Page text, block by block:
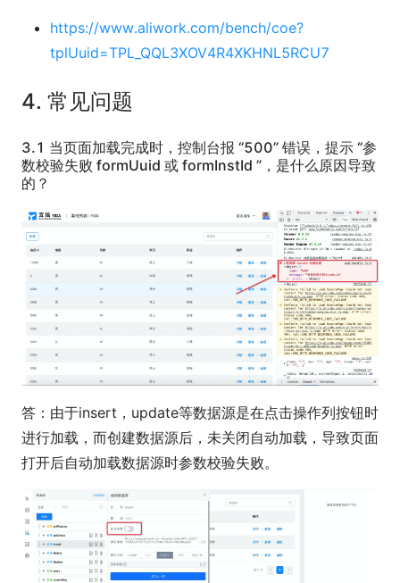
https://www.aliwork.com/bench/coe?
tplUuid=TPL_QQL3XOV4R4XKHNL5RCU7
4. 常见问题
3.1 当页面加载完成时，控制台报 “500” 错误，提示 “参
数校验失败 formUuid 或 formInstId ”，是什么原因导致
的？
答：由于insert，update等数据源是在点击操作列按钮时
进行加载，而创建数据源后，未关闭自动加载，导致页面
打开后自动加载数据源时参数校验失败。